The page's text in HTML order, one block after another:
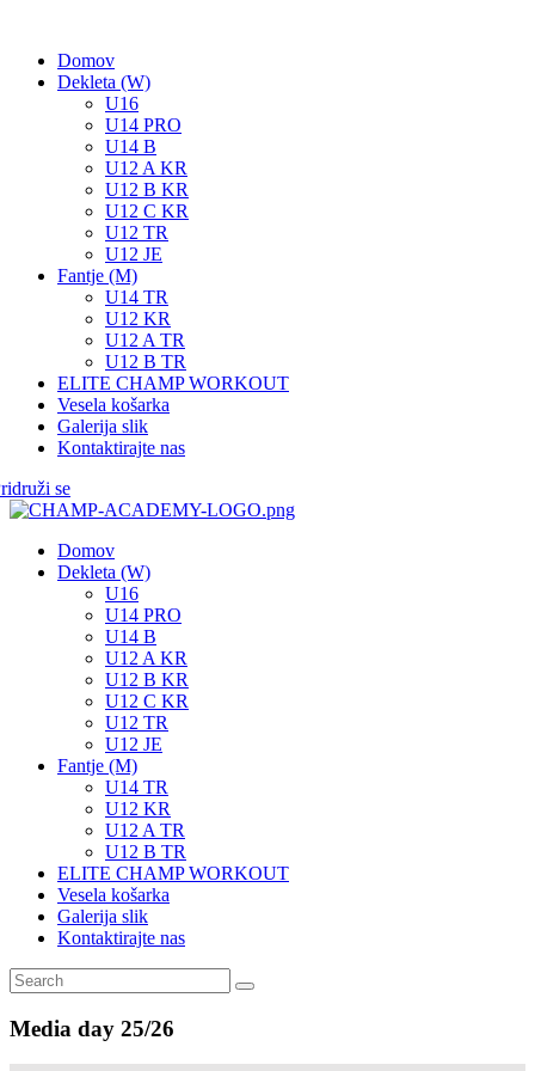
Domov
Dekleta (W)
U16
U14 PRO
U14 B
U12 A KR
U12 B KR
U12 C KR
U12 TR
U12 JE
Fantje (M)
U14 TR
U12 KR
U12 A TR
U12 B TR
ELITE CHAMP WORKOUT
Vesela košarka
Galerija slik
Kontaktirajte nas
se
Domov
Dekleta (W)
U16
U14 PRO
U14 B
U12 A KR
U12 B KR
U12 C KR
U12 TR
U12 JE
Fantje (M)
U14 TR
U12 KR
U12 A TR
U12 B TR
ELITE CHAMP WORKOUT
Vesela košarka
Galerija slik
Kontaktirajte nas
Media day 25/26